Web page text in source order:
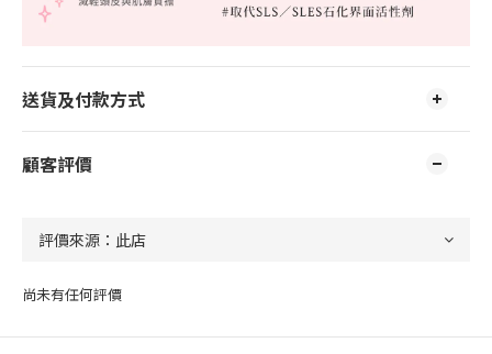
送貨及付款方式
顧客評價
尚未有任何評價